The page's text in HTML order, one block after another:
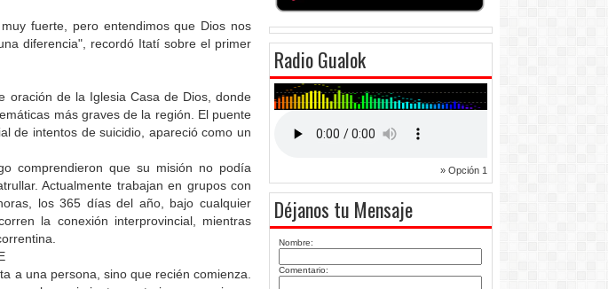
fuerte, pero entendimos que Dios nos
diferencia", recordó Itatí sobre el primer
oración de la Iglesia Casa de Dios, donde
más graves de la región. El puente
de intentos de suicidio, apareció como un
comprendieron que su misión no podía
Actualmente trabajan en grupos con
los 365 días del año, bajo cualquier
la conexión interprovincial, mientras
a una persona, sino que recién comienza.
Radio Gualok
» Opción 1
Déjanos tu Mensaje
Nombre:
Comentario: